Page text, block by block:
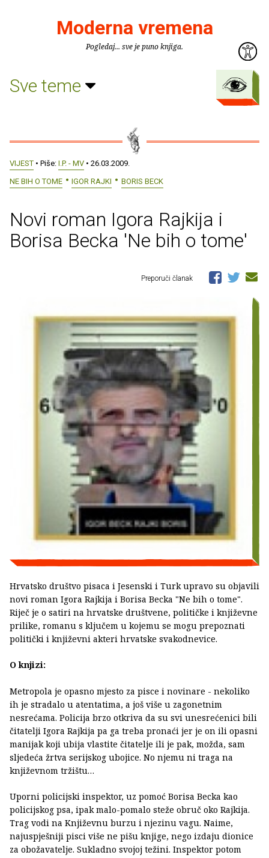
Moderna vremena
Pogledaj... sve je puno knjiga.
Sve teme
VIJEST • Piše: I.P. - MV • 26.03.2009.
NE BIH O TOME
IGOR RAJKI BORIS BECK
Novi roman Igora Rajkija i
Borisa Becka 'Ne bih o tome'
Preporuči članak
Hrvatsko društvo pisaca i Jesenski i Turk upravo su objavili
novi roman Igora Rajkija i Borisa Becka "Ne bih o tome".
Riječ je o satiri na hrvatske društvene, političke i književne
prilike, romanu s ključem u kojemu se mogu prepoznati
politički i književni akteri hrvatske svakodnevice.
O knjizi:
Metropola je opasno mjesto za pisce i novinare - nekoliko
ih je stradalo u atentatima, a još više u zagonetnim
nesrećama. Policija brzo otkriva da su svi unesrećenici bili
čitatelji Igora Rajkija pa ga treba pronaći jer je on ili opasni
manijak koji ubija vlastite čitatelje ili je pak, možda, sam
sljedeća žrtva serijskog ubojice. No njemu ni traga na
književnom tržištu…
Uporni policijski inspektor, uz pomoć Borisa Becka kao
policijskog psa, ipak malo-pomalo steže obruč oko Rajkija.
Trag vodi na Književnu burzu i njezinu vagu. Naime,
najuspješniji pisci više ne pišu knjige, nego izdaju dionice
za obožavatelje. Sukladno svojoj težini. Inspektor potom